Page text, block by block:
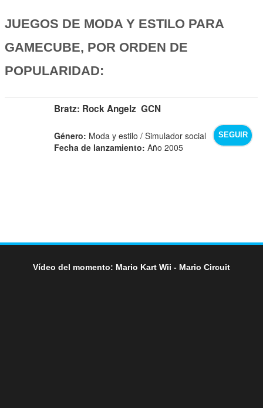
JUEGOS DE MODA Y ESTILO PARA
GAMECUBE, POR ORDEN DE
POPULARIDAD:
Bratz: Rock Angelz GCN
SEGUIR
Género: Moda y estilo / Simulador social
Fecha de lanzamiento: Año 2005
Vídeo del momento: Mario Kart Wii - Mario Circuit